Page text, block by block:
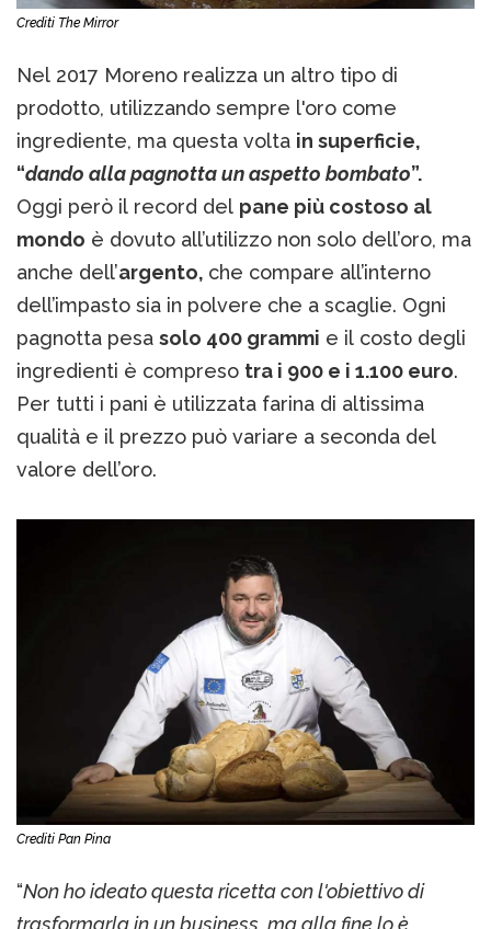
Crediti The Mirror
Nel 2017 Moreno realizza un altro tipo di
prodotto, utilizzando sempre l'oro come
ingrediente, ma questa volta in superficie,
“dando alla pagnotta un aspetto bombato”.
Oggi però il record del pane più costoso al
mondo è dovuto all’utilizzo non solo dell’oro, ma
anche dell’argento, che compare all’interno
dell’impasto sia in polvere che a scaglie. Ogni
pagnotta pesa solo 400 grammi e il costo degli
ingredienti è compreso tra i 900 e i 1.100 euro.
Per tutti i pani è utilizzata farina di altissima
qualità e il prezzo può variare a seconda del
valore dell’oro.
Crediti Pan Pina
“Non ho ideato questa ricetta con l'obiettivo di
trasformarla in un business, ma alla fine lo è